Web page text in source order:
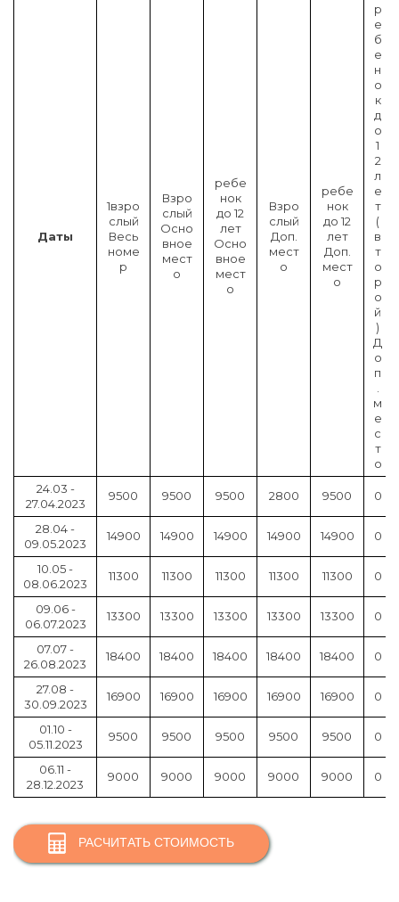
Даты
1взро
слый
Весь
номе
р
Взро
слый
Осно
вное
мест
о
ребе
нок
до 12
лет
Осно
вное
мест
о
Взро
слый
Доп.
мест
о
ребе
нок
до 12
лет
Доп.
мест
о
р
е
б
е
н
о
к
д
о
1
2
л
е
т
(
в
т
о
р
о
й
)
Д
о
п
м
е
с
т
о
24.03 -
27.04.2023
9500 9500 9500 2800 9500 0
28.04 -
09.05.2023
14900 14900 14900 14900 14900 0
10.05 -
08.06.2023
11300 11300 11300 11300 11300 0
09.06 -
06.07.2023
13300 13300 13300 13300 13300 0
07.07 -
26.08.2023
18400 18400 18400 18400 18400 0
27.08 -
30.09.2023
16900 16900 16900 16900 16900 0
01.10 -
05.11.2023
9500 9500 9500 9500 9500 0
06.11 -
28.12.2023
9000 9000 9000 9000 9000 0
РАСЧИТАТЬ СТОИМОСТЬ